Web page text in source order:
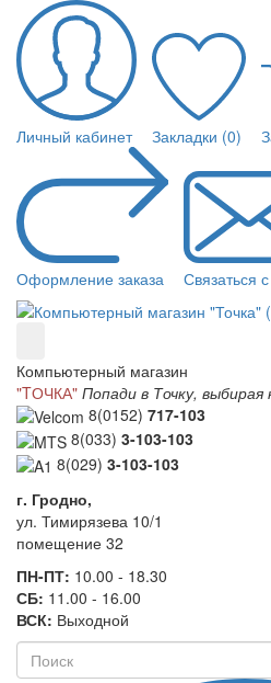
Личный кабинет Закладки (0)
Оформление заказа Связаться
Компьютерный магазин
"TОЧКА" Попади в Точку,
8(0152) 717-103
8(033) 3-103-103
8(029) 3-103-103
г. Гродно,
ул. Тимирязева 10/1
помещение 32
ПН-ПТ: 10.00 - 18.30
СБ: 11.00 - 16.00
ВСК: Выходной